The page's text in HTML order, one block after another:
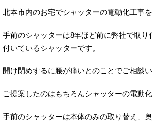
北本市内のお宅でシャッターの電動化工事
手前のシャッターは8年ほど前に弊社で取
付いているシャッターです。
開け閉めするに腰が痛いとのことでご相談い
ご提案したのはもちろんシャッターの電動化
手前のシャッターは本体のみの取り替え、